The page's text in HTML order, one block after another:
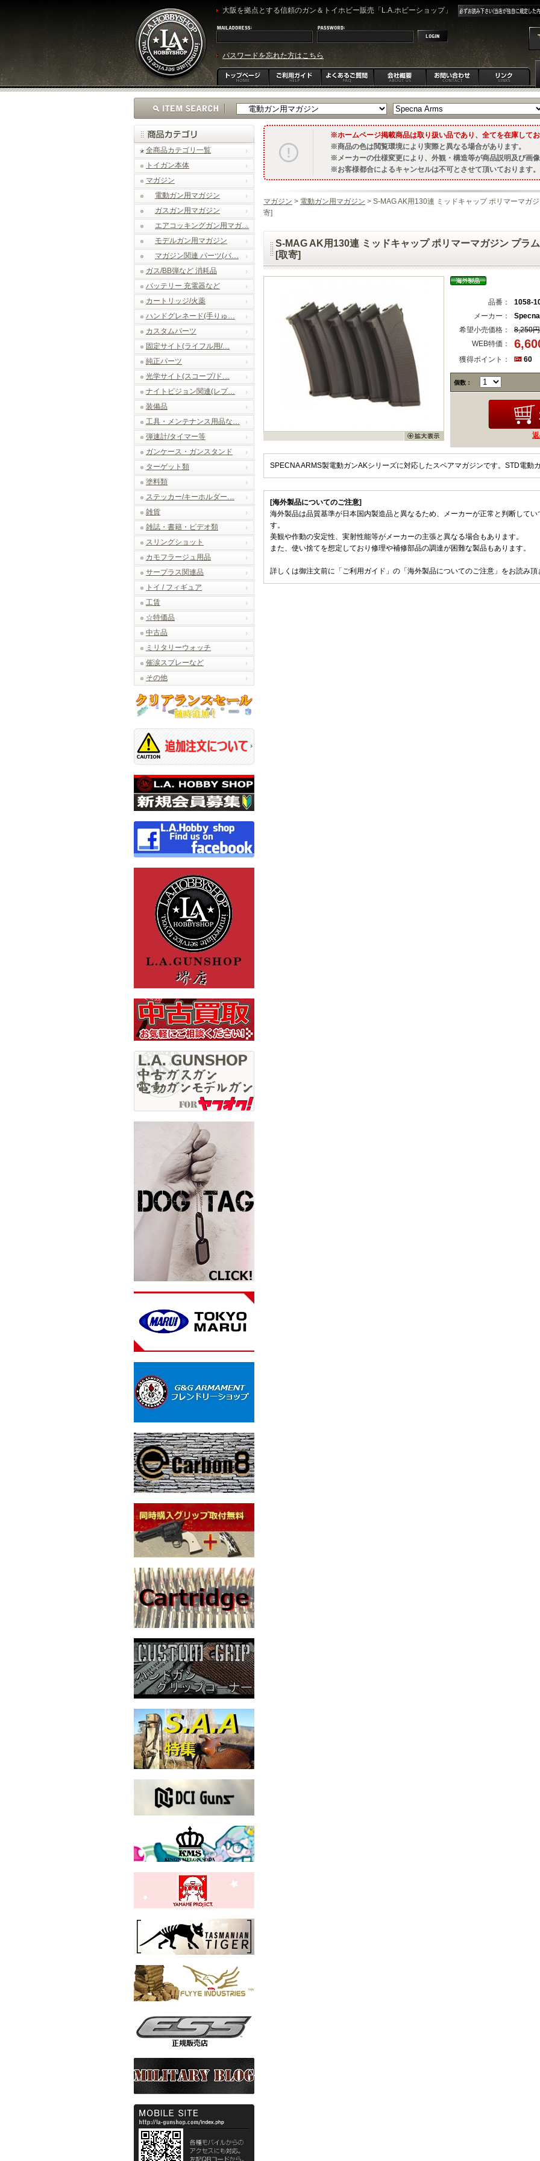
大阪を拠点とする信頼のガン＆トイホビー販売「L.A.ホビーショップ」
パスワードを忘れた方はこちら
全商品カテゴリ一覧
トイガン本体
マガジン
電動ガン用マガジン
ガスガン用マガジン
エアコッキングガン用マガ…
モデルガン用マガジン
マガジン関連 パーツ(バ…
ガス/BB弾など 消耗品
バッテリー 充電器など
カートリッジ/火薬
ハンドグレネード(手りゅ…
カスタムパーツ
固定サイト(ライフル用/…
純正パーツ
光学サイト(スコープ/ド…
ナイトビジョン関連(レプ…
装備品
工具・メンテナンス用品な…
弾速計/タイマー等
ガンケース・ガンスタンド
ターゲット類
塗料類
ステッカー/キーホルダー…
雑貨
雑誌・書籍・ビデオ類
スリングショット
カモフラージュ用品
サープラス関連品
トイ / フィギュア
工賃
☆特価品
中古品
ミリタリーウォッチ
催涙スプレーなど
その他
ホームページ掲載商品は取り扱い品であり、全てを在庫してお
商品の色は閲覧環境により実際と異なる場合があります。
メーカーの仕様変更により、外観・構造等が商品説明及び画
お客様都合によるキャンセルは不可とさせて頂いております。
マガジン > 電動ガン用マガジン > S-MAG AK用130連 ミッドキャップ ポリマーマガ
寄]
S-MAG AK用130連 ミッドキャップ ポリマーマガジン プラ
[取寄]
品番：
1058-
メーカー：
希望小売価格：
8,250円
WEB特価：
獲得ポイント：
60
個数：
SPECNA ARMS製電動ガンAKシリーズに対応したスペアマガジンです。STD電動
[海外製品についてのご注意]
海外製品は品質基準が日本国内製造品と異なるため、メーカーが正常と判断して
す。
美観や作動の安定性、実射性能等がメーカーの主張と異なる場合もあります。
また、使い捨てを想定しており修理や補修部品の調達が困難な製品もあります。
詳しくは御注文前に「ご利用ガイド」の「海外製品についてのご注意」をお読み頂